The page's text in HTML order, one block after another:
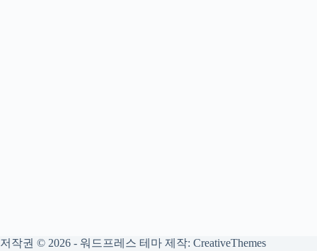
저작권 © 2026 - 워드프레스 테마 제작: CreativeThemes